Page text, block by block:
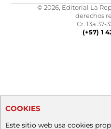
© 2026, Editorial La
derechos
Cr. 13a 37-
(+57) 1
COOKIES
Este sitio web usa cookies